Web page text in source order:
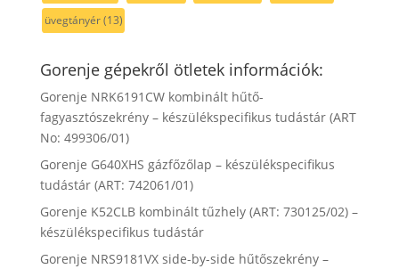
üvegtányér(13)
Gorenje gépekről ötletek információk:
Gorenje NRK6191CW kombinált hűtő-
fagyasztószekrény – készülékspecifikus tudástár (ART
No: 499306/01)
Gorenje G640XHS gázfőzőlap – készülékspecifikus
tudástár (ART: 742061/01)
Gorenje K52CLB kombinált tűzhely (ART: 730125/02) –
készülékspecifikus tudástár
Gorenje NRS9181VX side-by-side hűtőszekrény –